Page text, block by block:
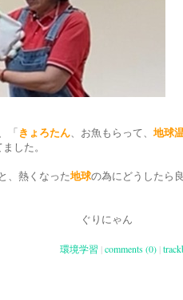
「 きょろたん、お魚もらって、 地球
した。
と、熱くなった地球の為にどうしたら
ゃん
環境学習 |comments (0) |